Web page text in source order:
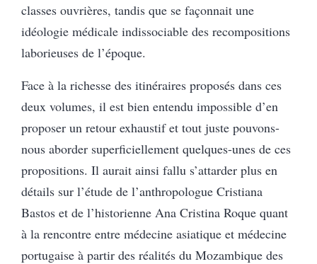
classes ouvrières, tandis que se façonnait une
idéologie médicale indissociable des recompositions
laborieuses de l’époque.
Face à la richesse des itinéraires proposés dans ces
deux volumes, il est bien entendu impossible d’en
proposer un retour exhaustif et tout juste pouvons-
nous aborder superficiellement quelques-unes de ces
propositions. Il aurait ainsi fallu s’attarder plus en
détails sur l’étude de l’anthropologue Cristiana
Bastos et de l’historienne Ana Cristina Roque quant
à la rencontre entre médecine asiatique et médecine
portugaise à partir des réalités du Mozambique des